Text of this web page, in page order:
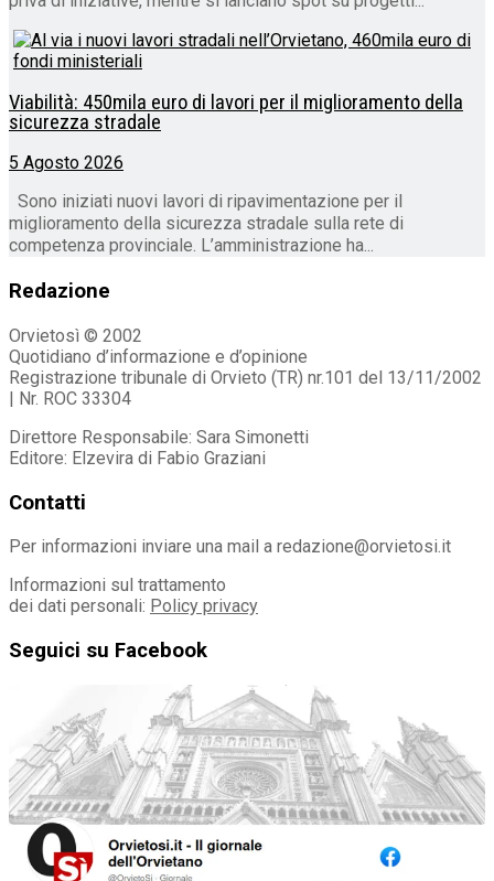
Viabilità: 450mila euro di lavori per il miglioramento della
sicurezza stradale
5 Agosto 2026
Sono iniziati nuovi lavori di ripavimentazione per il
miglioramento della sicurezza stradale sulla rete di
competenza provinciale. L’amministrazione ha...
Redazione
Orvietosì © 2002
Quotidiano d’informazione e d’opinione
Registrazione tribunale di Orvieto (TR) nr.101 del 13/11/2002
| Nr. ROC 33304
Direttore Responsabile: Sara Simonetti
Editore: Elzevira di Fabio Graziani
Contatti
Per informazioni inviare una mail a redazione@orvietosi.it
Informazioni sul trattamento
dei dati personali: Policy privacy
Seguici su Facebook